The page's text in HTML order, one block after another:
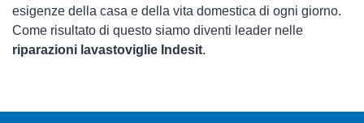
esigenze della casa e della vita domestica di ogni giorno.
Come risultato di questo siamo diventi leader nelle
riparazioni lavastoviglie Indesit.